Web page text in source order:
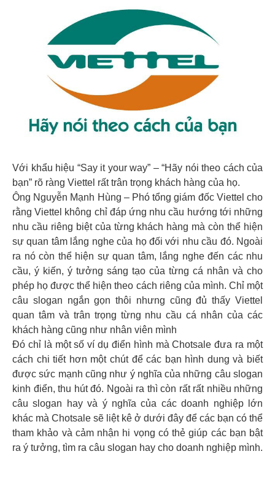
Với khẩu hiệu “Say it your way” – “Hãy nói theo cách của
bạn” rõ ràng Viettel rất trân trọng khách hàng của họ.
Ông Nguyễn Mạnh Hùng – Phó tổng giám đốc Viettel cho
rằng Viettel không chỉ đáp ứng nhu cầu hướng tới những
nhu cầu riêng biệt của từng khách hàng mà còn thể hiện
sự quan tâm lắng nghe của họ đối với nhu cầu đó. Ngoài
ra nó còn thể hiện sự quan tâm, lắng nghe đến các nhu
cầu, ý kiến, ý tưởng sáng tạo của từng cá nhân và cho
phép họ được thể hiện theo cách riêng của mình. Chỉ một
câu slogan ngắn gọn thôi nhưng cũng đủ thấy Viettel
quan tâm và trân trọng từng nhu cầu cá nhân của các
khách hàng cũng như nhân viên mình
Đó chỉ là một số ví dụ điển hình mà Chotsale đưa ra một
cách chi tiết hơn một chút để các bạn hình dung và biết
được sức mạnh cũng như ý nghĩa của những câu slogan
kinh điển, thu hút đó. Ngoài ra thì còn rất rất nhiều những
câu slogan hay và ý nghĩa của các doanh nghiệp lớn
khác mà Chotsale sẽ liệt kê ở dưới đây để các bạn có thể
tham khảo và cảm nhận hi vọng có thẻ giúp các bạn bật
ra ý tưởng, tìm ra câu slogan hay cho doanh nghiệp mình.